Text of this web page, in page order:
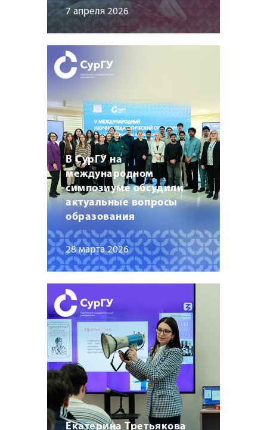
7 апреля 2026
В СурГУ на
международном
симпозиуме обсудили
актуальные вопросы
образования
28 марта 2026
Екатерина Третьякова